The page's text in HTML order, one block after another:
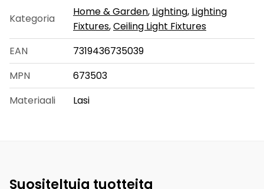
Kategoria
Home & Garden, Lighting, Lighting
Fixtures,Ceiling Light Fixtures
EAN
7319436735039
MPN
673503
Materiaali
Lasi
Suositeltuja tuotteita